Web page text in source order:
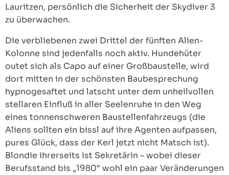
Lauritzen, persönlich die Sicherheit der Skydiver 3
zu überwachen.
Die verbliebenen zwei Drittel der fünften Alien-
Kolonne sind jedenfalls noch aktiv. Hundehüter
outet sich als Capo auf einer Großbaustelle, wird
dort mitten in der schönsten Baubesprechung
hypnogesaftet und latscht unter dem unheilvollen
stellaren Einfluß in aller Seelenruhe in den Weg
eines tonnenschweren Baustellenfahrzeugs (die
Aliens sollten ein bissl auf ihre Agenten aufpassen,
pures Glück, dass der Kerl jetzt nicht Matsch ist).
Blondie ihrerseits ist Sekretärin – wobei dieser
Berufsstand bis „1980“ wohl ein paar Veränderungen